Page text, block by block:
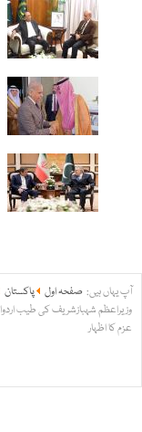
آپ یہاں ہیں: صفحہ اول پاکستان
وزیراعظم شہبازشریف کی طیب
عزم کا اظہار